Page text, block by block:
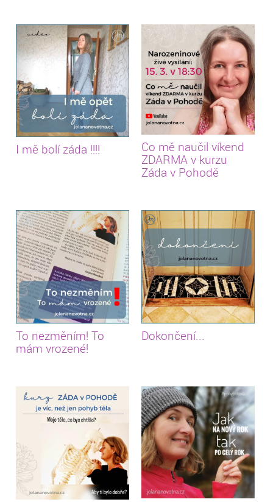
I mě bolí záda !!!!
Co mě naučil víkend
ZDARMA v kurzu
Záda v Pohodě
To nezměním! To
mám vrozené!
Dokončení...